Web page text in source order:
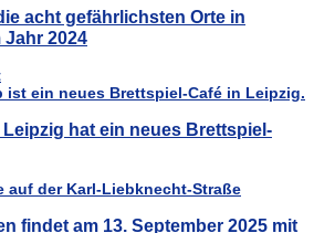
acht gefährlichsten Orte in
Jahr 2024
hat ein neues Brettspiel-
findet am 13. September 2025 mit